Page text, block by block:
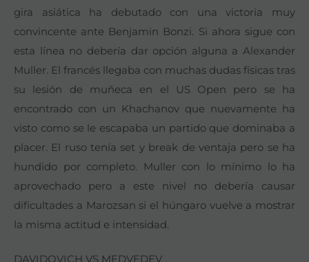
gira asiática ha debutado con una victoria muy
convincente ante Benjamin Bonzi. Si ahora sigue con
esta línea no debería dar opción alguna a Alexander
Muller. El francés llegaba con muchas dudas físicas tras
su lesión de muñeca en el US Open pero se ha
encontrado con un Khachanov que nuevamente ha
visto como se le escapaba un partido que dominaba a
placer. El ruso tenía set y break de ventaja pero se ha
hundido por completo. Muller con lo mínimo lo ha
aprovechado pero a este nivel no debería causar
dificultades a Marozsan si el húngaro vuelve a mostrar
la misma actitud e intensidad.
DAVIDOVICH VS MEDVEDEV